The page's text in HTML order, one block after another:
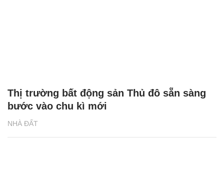
NHÀ ĐẤT
Thị trường bất động sản Thủ đô sẵn sàng
bước vào chu kì mới